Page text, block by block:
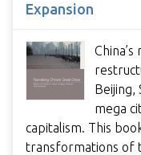
Expansion
Beijing,
mega
capitalism. This
transformations of